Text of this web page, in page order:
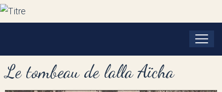
Le tombeau de lalla Aïcha